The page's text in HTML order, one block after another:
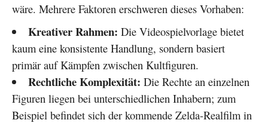
wäre. Mehrere Faktoren erschweren dieses Vorhaben:
Kreativer Rahmen: Die Videospielvorlage bietet
kaum eine konsistente Handlung, sondern basiert
primär auf Kämpfen zwischen Kultfiguren.
Rechtliche Komplexität: Die Rechte an einzelnen
Figuren liegen bei unterschiedlichen Inhabern; zum
Beispiel befindet sich der kommende Zelda-Realfilm in